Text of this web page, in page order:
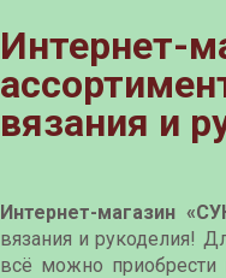
Интернет-
вязания и
Интернет-магазин
вязания и рукоделия!
всё можно